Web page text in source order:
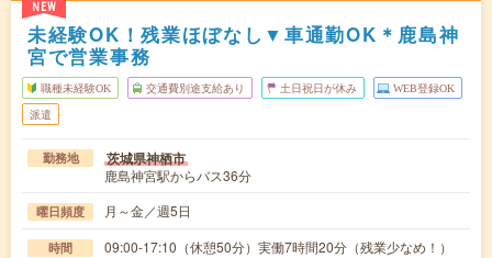
NEW
未経験OK！残業ほぼなし▼車通勤OK＊鹿島神
宮で営業事務
職種未経験OK 交通費別途支給あり 土日祝日が休み WEB登録OK
派遣
勤務地 茨城県神栖市
鹿島神宮駅からバス36分
曜日頻度 月～金／週5日
時間 09:00-17:10（休憩50分）実働7時間20分（残業少なめ！）